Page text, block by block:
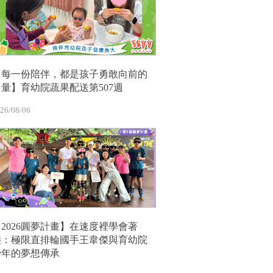
一份陪伴，都是孩子勇敢向前的
】育幼院蔬果配送第507週
08/06
圓夢計畫】在速度裡學會著
極限直排輪國手王韋傑與育幼院
的夢想傳承